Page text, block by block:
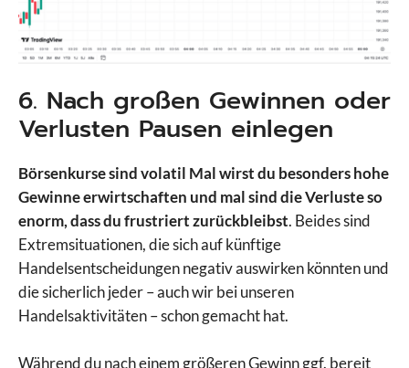
6. Nach großen Gewinnen oder
Verlusten Pausen einlegen
Börsenkurse sind volatil Mal wirst du besonders hohe
Gewinne erwirtschaften und mal sind die Verluste so
enorm, dass du frustriert zurückbleibst. Beides sind
Extremsituationen, die sich auf künftige
Handelsentscheidungen negativ auswirken könnten und
die sicherlich jeder – auch wir bei unseren
Handelsaktivitäten – schon gemacht hat.
Während du nach einem größeren Gewinn ggf. bereit